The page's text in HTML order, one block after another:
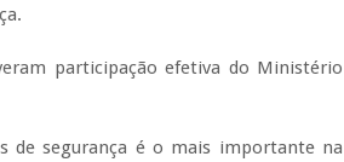
participação efetiva do Ministério
de segurança é o mais importante na